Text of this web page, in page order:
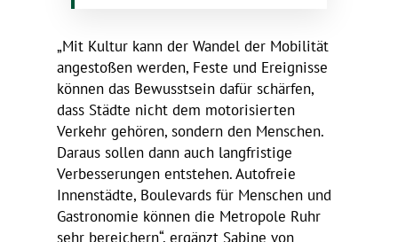
„Mit Kultur kann der Wandel der Mobi­lität
ange­stoßen werden, Feste und Ereig­nisse
können das Bewusst­sein dafür schärfen,
dass Städte nicht dem moto­ri­sierten
Verkehr gehören, sondern den Menschen.
Daraus sollen dann auch lang­fris­tige
Verbes­se­rungen entstehen. Auto­freie
Innen­städte, Boule­vards für Menschen und
Gastro­nomie können die Metro­pole Ruhr
sehr berei­chern“, ergänzt Sabine von